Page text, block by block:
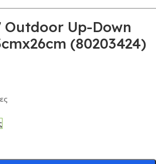
Up-Down
(80203424)